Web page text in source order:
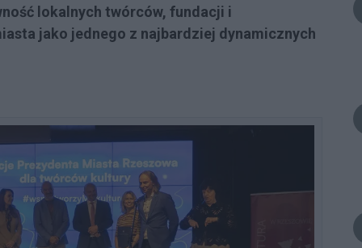
lokalnych twórców, fundacji i
jako jednego z najbardziej dynamicznych